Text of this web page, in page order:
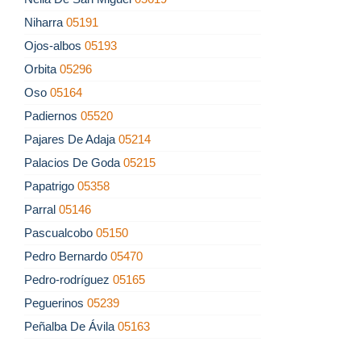
Niharra 05191
Ojos-albos 05193
Orbita 05296
Oso 05164
Padiernos 05520
Pajares De Adaja 05214
Palacios De Goda 05215
Papatrigo 05358
Parral 05146
Pascualcobo 05150
Pedro Bernardo 05470
Pedro-rodríguez 05165
Peguerinos 05239
Peñalba De Ávila 05163